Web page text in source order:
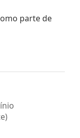
parte de